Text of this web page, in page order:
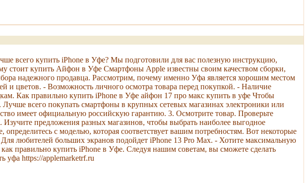
всего купить iPhone в Уфе? Мы подготовили для вас полезную инструкцию,
стоит купить Айфон в Уфе Смартфоны Apple известны своим качеством сборки,
надежного продавца. Рассмотрим, почему именно Уфа является хорошим местом
цветов. - Возможность личного осмотра товара перед покупкой. - Наличие
Как правильно купить iPhone в Уфе айфон 17 про макс купить в уфе Чтобы
всего покупать смартфоны в крупных сетевых магазинах электроники или
имеет официальную российскую гарантию. 3. Осмотрите товар. Проверьте
предложения разных магазинов, чтобы выбрать наиболее выгодное
с моделью, которая соответствует вашим потребностям. Вот некоторые
любителей больших экранов подойдет iPhone 13 Pro Max. - Хотите максимальную
правильно купить iPhone в Уфе. Следуя нашим советам, вы сможете сделать
уфа https://applemarketrf.ru